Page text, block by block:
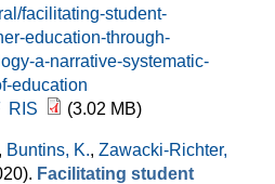
facilitating-student-
education-through-
a-narrative-systematic-
education
RIS (3.02 MB)
, Buntins, K., Zawacki-Richter,
Facilitating student